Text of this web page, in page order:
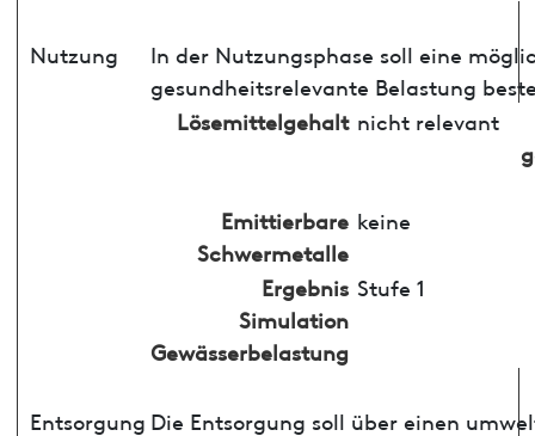
Nutzung
In der Nutzungsphase soll eine
gesundheitsrelevante Belastung
Lösemittelgehalt nicht relevant
Emittierbare
Schwermetalle
keine
Ergebnis
Simulation
Gewässerbelastung
Stufe 1
Entsorgung Die Entsorgung soll über einen